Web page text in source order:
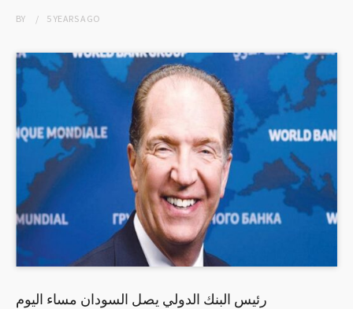
BY 5 YEARSAGO
رئيس البنك الدولي يصل السودان مساء اليوم